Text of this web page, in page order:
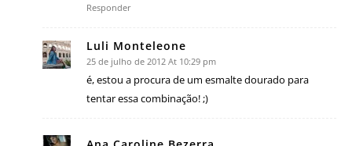
Responder
Luli Monteleone
25 de julho de 2012 At 10:29 pm
é, estou a procura de um esmalte dourado para
tentar essa combinação! ;)